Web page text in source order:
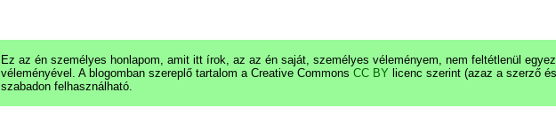
Ez az én személyes honlapom, amit itt írok, az az én saját, személyes véleményem, nem feltétlenül
véleményével. A blogomban szereplő tartalom a Creative Commons CC BY licenc szerint (azaz a szerző
szabadon felhasználható.